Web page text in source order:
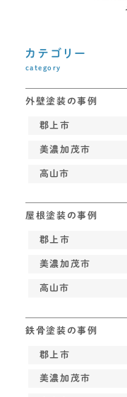
カテゴリー
category
外壁塗装の事例
郡上市
美濃加茂市
高山市
屋根塗装の事例
郡上市
美濃加茂市
高山市
鉄骨塗装の事例
郡上市
美濃加茂市